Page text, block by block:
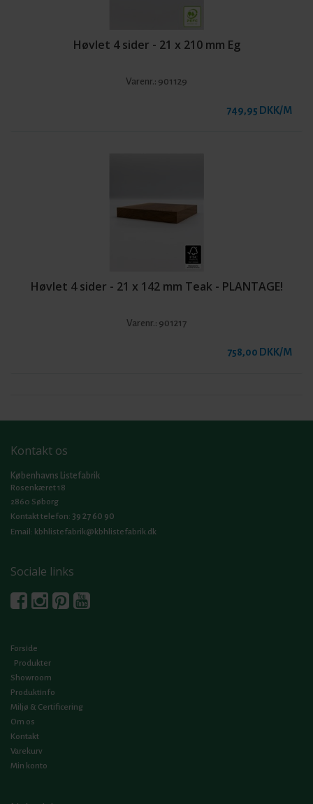
Høvlet 4 sider - 21 x 210 mm Eg
Varenr.: 901129
749,95 DKK/M
Høvlet 4 sider - 21 x 142 mm Teak - PLANTAGE!
Varenr.: 901217
758,00 DKK/M
Kontakt os
Københavns Listefabrik
Rosenkæret 18
2860 Søborg
Kontakt telefon: 39 27 60 90
Email: kbhlistefabrik@kbhlistefabrik.dk
Sociale links
Forside
Produkter
Showroom
Produktinfo
Miljø & Certificering
Om os
Kontakt
Varekurv
Min konto